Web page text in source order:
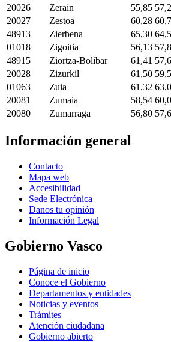
20026
Zerain 55,85
20027
Zestoa 60,28
48913
Zierbena 65,30
01018
Zigoitia 56,13
48915
Ziortza-Bolibar 61,41
20028
Zizurkil 61,50
01063
Zuia 61,32
20081
Zumaia 58,54
20080
Zumarraga 56,80
Información general
Contacto
Mapa web
Accesibilidad
Sede Electrónica
Danos tu opinión
Información Legal
Gobierno Vasco
Página de inicio
Conoce el Gobierno
Departamentos y entidades
Noticias y eventos
Trámites
Atención ciudadana
Gobierno abierto